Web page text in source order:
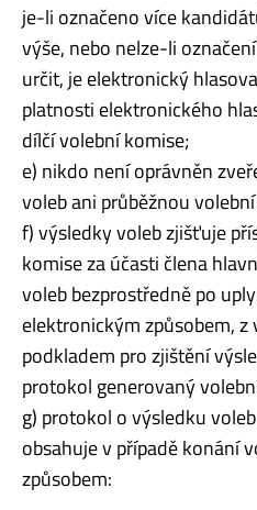
je-li označeno více
výše, nebo nelze-li
určit, je elektronický
platnosti elektronického
dílčí volební komise;
e) nikdo není oprávněn
voleb ani průběžnou
f) výsledky voleb zjišťuje
komise za účasti člena
voleb bezprostředně po
elektronickým způsobem, z
podkladem pro zjištění
protokol generovaný
g) protokol o výsledku
obsahuje v případě konání
způsobem: